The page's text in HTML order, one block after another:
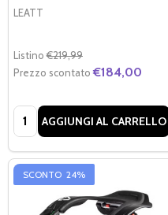
LEATT
Listino €219,99
Prezzo scontato €184,00
Quantità:AGGIUNGI AL CARRELLO
SCONTO 24%